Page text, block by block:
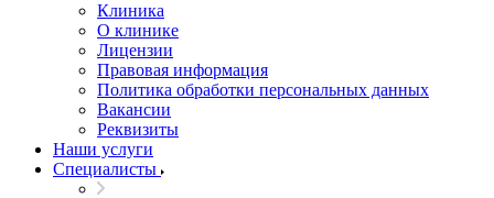
Клиника
О клинике
Лицензии
Правовая информация
Политика обработки персональных данных
Вакансии
Реквизиты
Наши услуги
Специалисты